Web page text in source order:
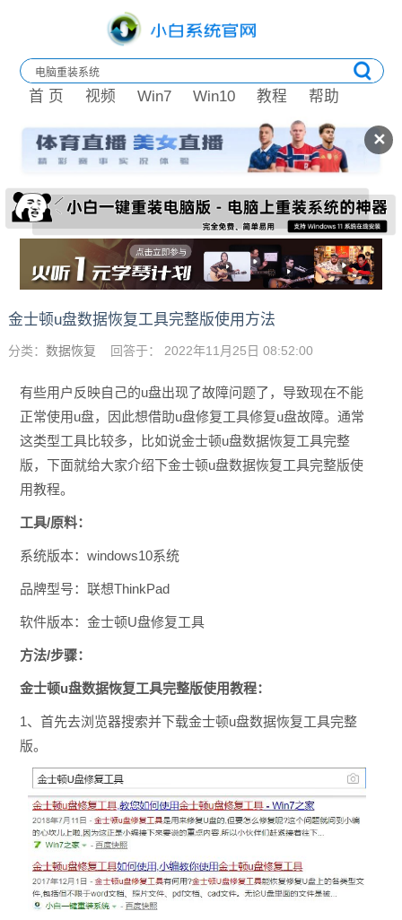
✕
首 页 视频 Win7 Win10 教程 帮助
金士顿u盘数据恢复工具完整版使用方法
分类： 数据恢复 回答于： 2022年11月25日 08:52:00
有些用户反映自己的u盘出现了故障问题了，导致现在不能
正常使用u盘，因此想借助u盘修复工具修复u盘故障。通常
这类型工具比较多，比如说金士顿u盘数据恢复工具完整
版，下面就给大家介绍下金士顿u盘数据恢复工具完整版使
用教程。
工具/原料：
系统版本：windows10系统
品牌型号：联想ThinkPad
软件版本：金士顿U盘修复工具
方法/步骤：
金士顿u盘数据恢复工具完整版使用教程：
1、首先去浏览器搜索并下载金士顿u盘数据恢复工具完整
版。